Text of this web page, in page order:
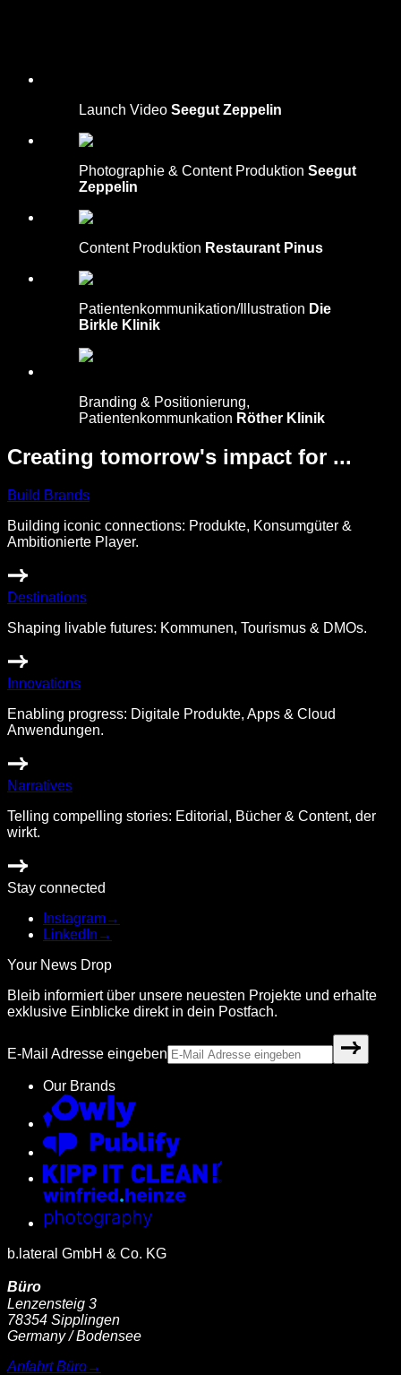
Launch Video Seegut Zeppelin
Photographie & Content Produktion Seegut
Zeppelin
Content Produktion Restaurant Pinus
Patientenkommunikation/Illustration Die
Birkle Klinik
Branding & Positionierung,
Patientenkommunkation Röther Klinik
Creating tomorrow's impact for ...
Build Brands
Building iconic connections: Produkte, Konsumgüter &
Ambitionierte Player.
Destinations
Shaping livable futures: Kommunen, Tourismus & DMOs.
Innovations
Enabling progress: Digitale Produkte, Apps & Cloud
Anwendungen.
Narratives
Telling compelling stories: Editorial, Bücher & Content, der
wirkt.
Stay connected
Instagram→
LinkedIn →
Your News Drop
Bleib informiert über unsere neuesten Projekte und erhalte
exklusive Einblicke direkt in dein Postfach.
E-Mail Adresse eingeben
Our Brands
b.lateral GmbH & Co. KG
Büro
Lenzensteig 3
78354 Sipplingen
Germany / Bodensee
Anfahrt Büro→